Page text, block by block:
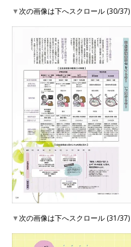
▼次の画像は下へスクロール (30/37)
▼次の画像は下へスクロール (31/37)